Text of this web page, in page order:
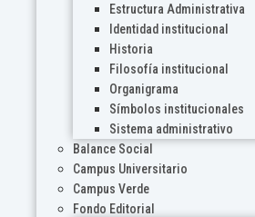
Estructura Administrativa
Identidad institucional
Historia
Filosofía institucional
Organigrama
Símbolos institucionales
Sistema administrativo
Balance Social
Campus Universitario
Campus Verde
Fondo Editorial